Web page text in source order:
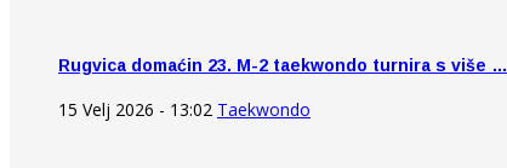
Rugvica domaćin 23. M-2 taekwondo turnira s više …
15 Velj 2026 - 13:02 Taekwondo